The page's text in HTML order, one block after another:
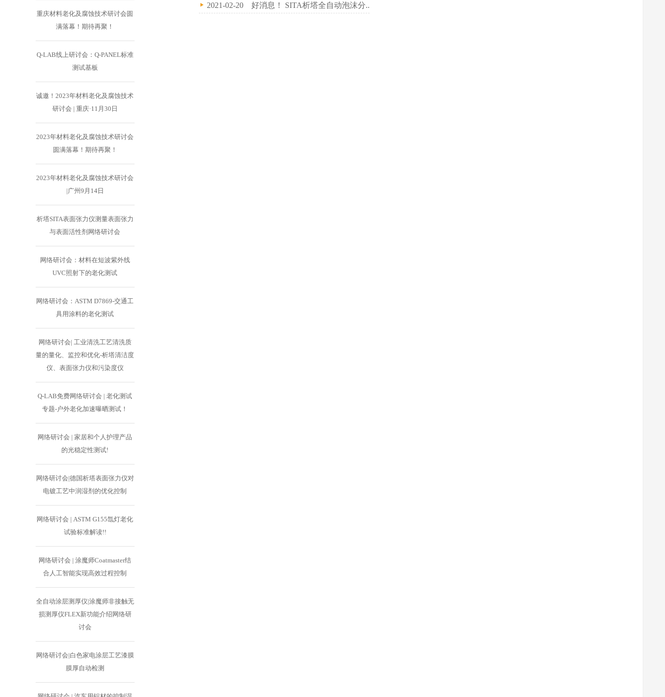
重庆材料老化及腐蚀技术研讨会圆
满落幕！期待再聚！
Q-LAB线上研讨会：Q-PANEL标准
测试基板
诚邀！2023年材料老化及腐蚀技术
研讨会 | 重庆·11月30日
2023年材料老化及腐蚀技术研讨会
圆满落幕！期待再聚！
2023年材料老化及腐蚀技术研讨会
|广州9月14日
析塔SITA表面张力仪测量表面张力
与表面活性剂网络研讨会
网络研讨会：材料在短波紫外线
UVC照射下的老化测试
网络研讨会：ASTM D7869-交通工
具用涂料的老化测试
网络研讨会| 工业清洗工艺清洗质
量的量化、监控和优化-析塔清洁度
仪、表面张力仪和污染度仪
Q-LAB免费网络研讨会 | 老化测试
专题-户外老化加速曝晒测试！
网络研讨会 | 家居和个人护理产品
的光稳定性测试!
网络研讨会|德国析塔表面张力仪对
电镀工艺中润湿剂的优化控制
网络研讨会 | ASTM G155氙灯老化
试验标准解读!!
网络研讨会 | 涂魔师Coatmaster结
合人工智能实现高效过程控制
全自动涂层测厚仪|涂魔师非接触无
损测厚仪FLEX新功能介绍网络研
讨会
网络研讨会|白色家电涂层工艺漆膜
膜厚自动检测
2021-02-20 好消息！ SITA析塔全自动泡沫分..